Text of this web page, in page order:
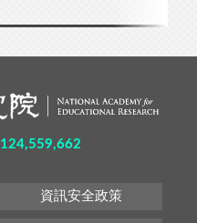
124,559,662
資訊安全政策